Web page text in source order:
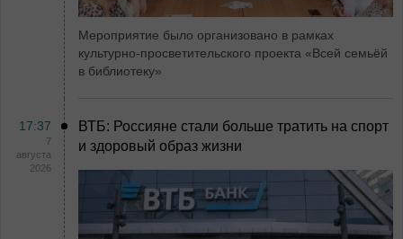
Мероприятие было организовано в рамках
культурно-просветительского проекта «Всей семьёй
в библиотеку»
17:37
7
августа
2026
ВТБ: Россияне стали больше тратить на спорт
и здоровый образ жизни